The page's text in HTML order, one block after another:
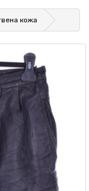
кожа